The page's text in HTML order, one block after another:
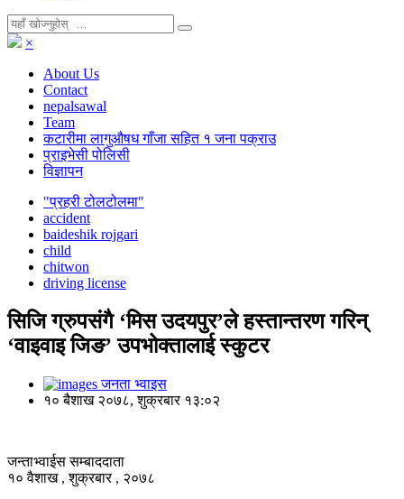
×
About Us
Contact
nepalsawal
Team
कटारीमा लागुऔषध गाँजा सहित १ जना पक्राउ
प्राइभेसी पोलिसी
विज्ञापन
"प्रहरी टोलटोलमा"
accident
baideshik rojgari
child
chitwon
driving license
सिजि ग्रुपसंगै ‘मिस उदयपुर’ले हस्तान्तरण गरिन्
‘वाइवाइ जिङ’ उपभोक्तालाई स्कुटर
जनता भ्वाइस
१० बैशाख २०७८, शुक्रबार १३:०२
जन्ताभ्वाईस सम्बाददाता
१० वैशाख , शुक्रबार , २०७८